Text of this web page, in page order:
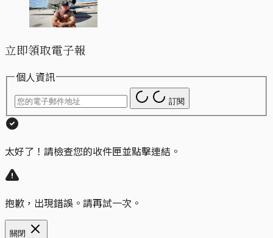
立即領取電子報
個人資訊
訂閱
太好了！請檢查您的收件匣並點擊連結。
抱歉，出現錯誤。請再試一次。
關閉